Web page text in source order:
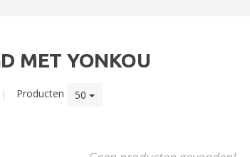
MET YONKOU
| Producten 50